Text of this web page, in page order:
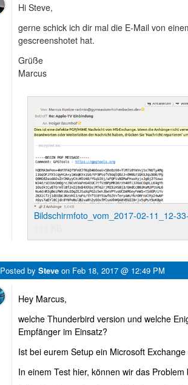
Hi Steve,
gerne schick ich dir mal die E-Mail von
gescreenshotet hat.
Grüße
Marcus
Bildschirmfoto_vom_2017-02-11_12-
Posted by Steve on Feb 18, 2017 @ 12:49 PM
Hey Marcus,
welche Thunderbird version und welche
Empfänger im Einsatz?
Ist bei eurem Setup ein Microsoft
In einem Test hier, können wir das